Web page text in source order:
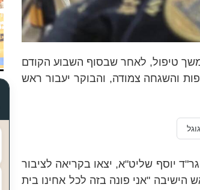
טיפול, לאחר שבסוף השבוע הקודם
והשגחה צמודה, והבוקר יעבור ראש
יוסף שליט"א, יצאו בקריאה לציבור
הישיבה "אני פונה בזה לכל אחינו בית